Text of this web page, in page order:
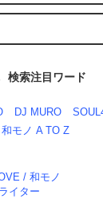
検索注目ワード
DJ MURO
和モノ A TO Z
/ 和モノ
イター